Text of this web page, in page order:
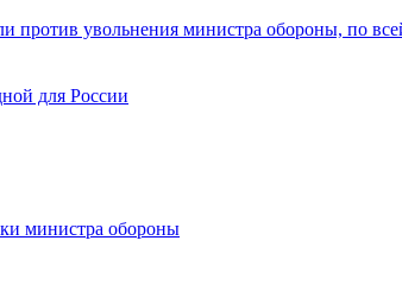
против увольнения министра обороны, по
для России
министра обороны